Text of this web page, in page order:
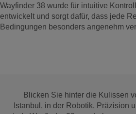
Wayfinder 38 wurde für intuitive
entwickelt und sorgt dafür, dass jede
Bedingungen besonders angenehm
Blicken Sie hinter die Kulissen
Istanbul, in der Robotik, Präzision